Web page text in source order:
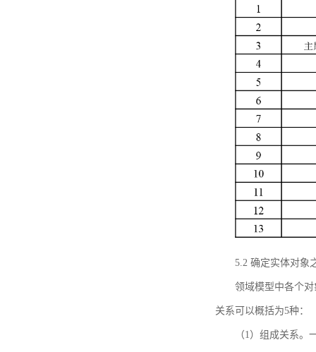
5.2 确定实体对象
领域模型中各个
关系可以概括为5种：
（1）组成关系